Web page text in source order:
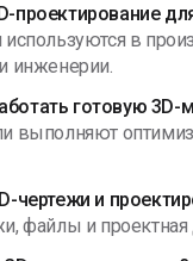
проектирование
в
инженерии.
готовую 3D-
выполняют
чертежи и
файлы и проектная